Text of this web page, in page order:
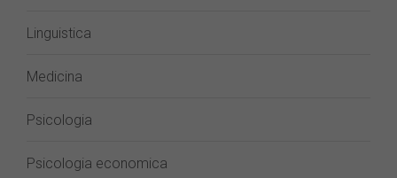
Linguistica
Medicina
Psicologia
Psicologia economica